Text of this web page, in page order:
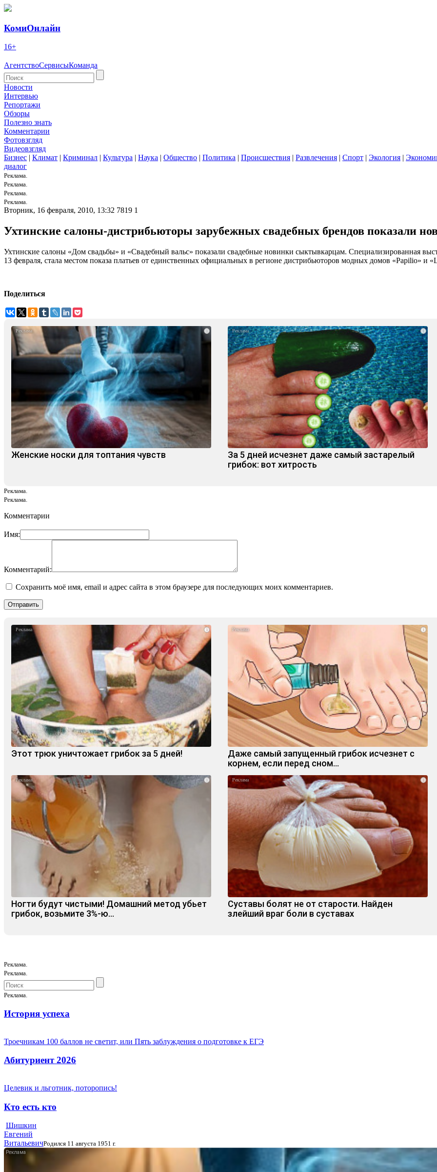
КомиОнлайн
16+
АгентствоСервисыКоманда
Новости
Интервью
Репортажи
Обзоры
Полезно знать
Комментарии
Фотовзгляд
Видеовзгляд
Бизнес | Климат | Криминал | Культура | Наука | Общество | Политика | Происшествия | Развлечения | Спорт | Экология |
диалог
Реклама.
Реклама.
Реклама.
Реклама.
Вторник, 16 февраля, 2010, 13:32 7819 1
Ухтинские салоны-дистрибьюторы зарубежных свадебных брендов показали
Ухтинские салоны «Дом свадьбы» и «Свадебный вальс» показали свадебные новинки сыктывкарцам. Специализированная
13 февраля, стала местом показа платьев от единственных официальных в регионе дистрибьюторов модных домов «Papilio» и
Поделиться
i
Женские носки для топтания чувств
i
За 5 дней исчезнет даже самый застарелый
грибок: вот хитрость
Реклама.
Реклама.
Комментарии
Имя:
Комментарий:
Сохранить моё имя, email и адрес сайта в этом браузере для последующих моих комментариев.
i
Этот трюк уничтожает грибок за 5 дней!
i
Даже самый запущенный грибок исчезнет с
корнем, если перед сном…
i
Ногти будут чистыми! Домашний метод убьет
грибок, возьмите 3%-ю…
i
Суставы болят не от старости. Найден
злейший враг боли в суставах
Реклама.
Реклама.
Реклама.
История успеха
Троечникам 100 баллов не светит, или Пять заблуждения о подготовке к ЕГЭ
Абитуриент 2026
Целевик и льготник, поторопись!
Кто есть кто
Шишкин
Евгений
ВитальевичРодился 11 августа 1951 г.